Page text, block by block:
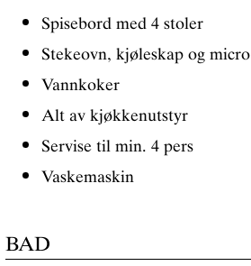
Spisebord med 4 stoler
Stekeovn, kjøleskap og micro
Vannkoker
Alt av kjøkkenutstyr
Servise til min. 4 pers
Vaskemaskin
BAD